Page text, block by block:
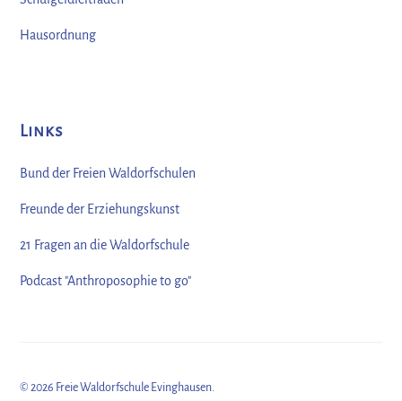
Hausordnung
Links
Bund der Freien Waldorfschulen
Freunde der Erziehungskunst
21 Fragen an die Waldorfschule
Podcast "Anthroposophie to go"
©2026 Freie Waldorfschule Evinghausen.